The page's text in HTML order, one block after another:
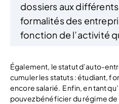
dossiers aux
formalités des
fonction de l’activité
Également, le statut d’auto-
cumuler les statuts : étudiant,
encore salarié. Enfin, en tant
pouvez bénéficier du régime de